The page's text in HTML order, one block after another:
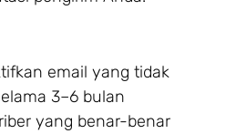
email yang tidak
3–6 bulan
yang benar-benar